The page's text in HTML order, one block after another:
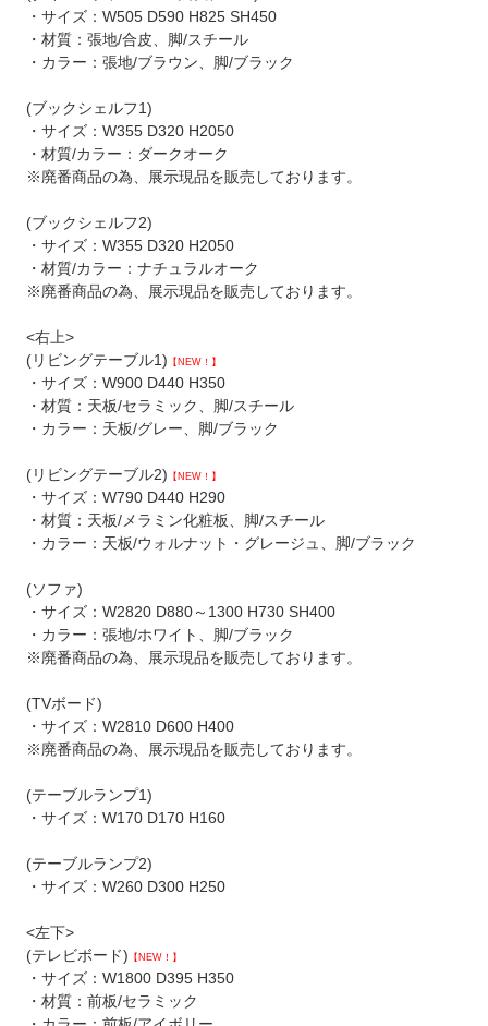
・サイズ：W505 D590 H825 SH450
・材質：張地/合皮、脚/スチール
・カラー：張地/ブラウン、脚/ブラック
(ブックシェルフ1)
・サイズ：W355 D320 H2050
・材質/カラー：ダークオーク
※廃番商品の為、展示現品を販売しております。
(ブックシェルフ2)
・サイズ：W355 D320 H2050
・材質/カラー：ナチュラルオーク
※廃番商品の為、展示現品を販売しております。
<右上>
(リビングテーブル1)
【NEW！】
・サイズ：W900 D440 H350
・材質：天板/セラミック、脚/スチール
・カラー：天板/グレー、脚/ブラック
(リビングテーブル2) 【NEW！】
・サイズ：W790 D440 H290
・材質：天板/メラミン化粧板、脚/スチール
・カラー：天板/ウォルナット・グレージュ、脚/ブラック
(ソファ)
・サイズ：W2820 D880～1300 H730 SH400
・カラー：張地/ホワイト、脚/ブラック
※廃番商品の為、展示現品を販売しております。
(TVボード)
・サイズ：W2810 D600 H400
※廃番商品の為、展示現品を販売しております。
(テーブルランプ1)
・サイズ：W170 D170 H160
(テーブルランプ2)
・サイズ：W260 D300 H250
<左下>
(テレビボード)
【NEW！】
・サイズ：W1800 D395 H350
・材質：前板/セラミック